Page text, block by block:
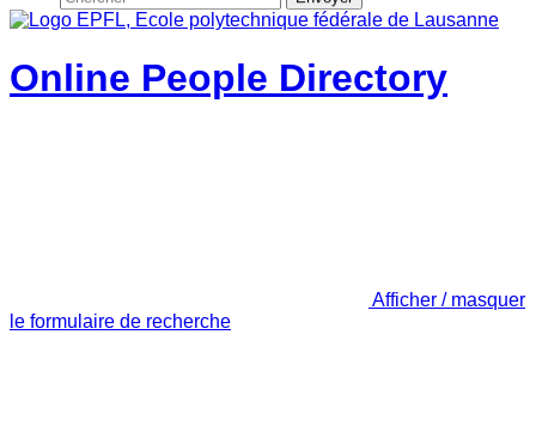
Online People Directory
Afficher / masquer
le formulaire de recherche